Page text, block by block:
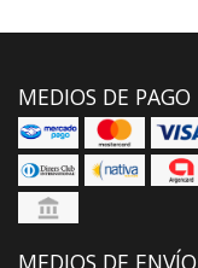
MEDIOS DE PAGO
MEDIOS DE ENVÍO